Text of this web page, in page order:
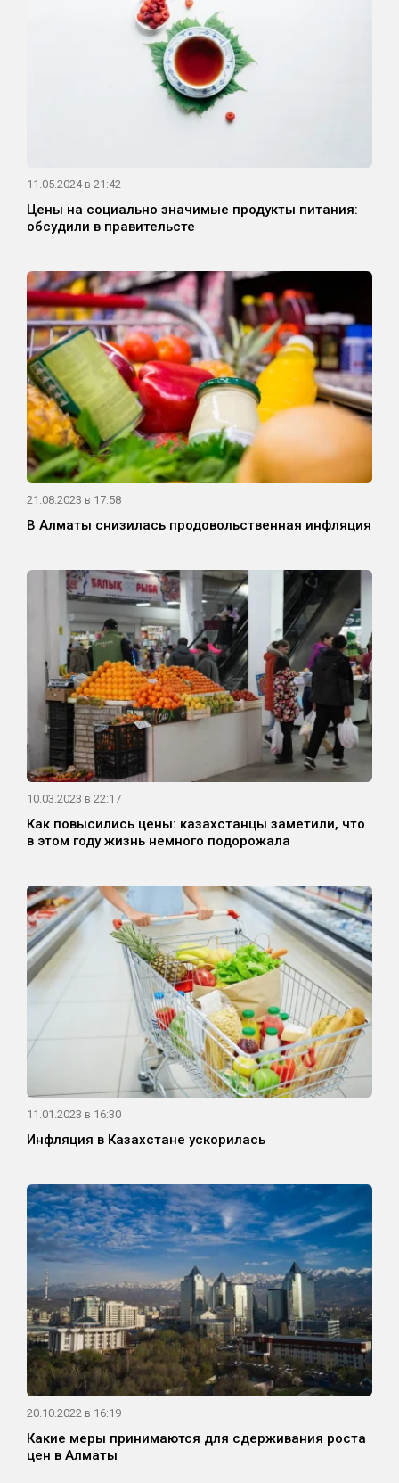
11.05.2024 в 21:42
Цены на социально значимые продукты питания:
обсудили в правительсте
21.08.2023 в 17:58
В Алматы снизилась продовольственная инфляция
10.03.2023 в 22:17
Как повысились цены: казахстанцы заметили, что
в этом году жизнь немного подорожала
11.01.2023 в 16:30
Инфляция в Казахстане ускорилась
20.10.2022 в 16:19
Какие меры принимаются для сдерживания роста
цен в Алматы